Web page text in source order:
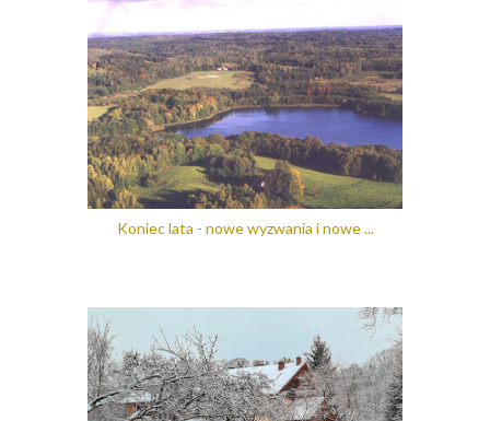
Koniec lata - nowe wyzwania i nowe ...